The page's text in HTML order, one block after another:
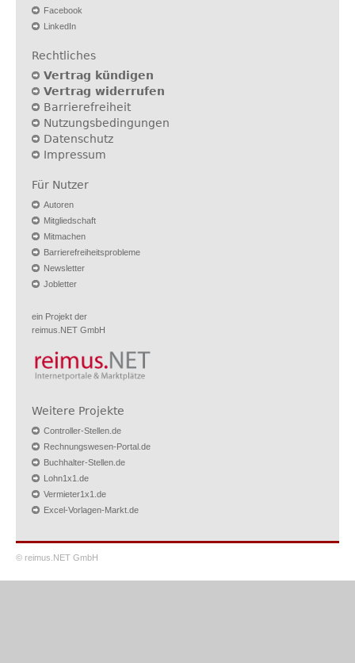
Facebook
LinkedIn
Rechtliches
Vertrag kündigen
Vertrag widerrufen
Barrierefreiheit
Nutzungsbedingungen
Datenschutz
Impressum
Für Nutzer
Autoren
Mitgliedschaft
Mitmachen
Barrierefreiheitsprobleme
Newsletter
Jobletter
ein Projekt der
reimus.NET GmbH
Weitere Projekte
Controller-Stellen.de
Rechnungswesen-Portal.de
Buchhalter-Stellen.de
Lohn1x1.de
Vermieter1x1.de
Excel-Vorlagen-Markt.de
© reimus.NET GmbH